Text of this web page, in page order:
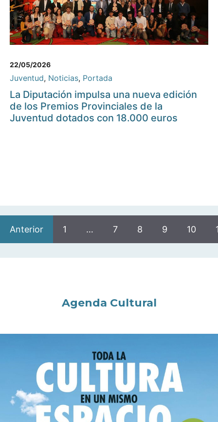
22/05/2026
Juventud, Noticias, Portada
La Diputación impulsa una nueva edición
de los Premios Provinciales de la
Juventud dotados con 18.000 euros
Anterior 1 … 7 8 9 10
Agenda Cultural